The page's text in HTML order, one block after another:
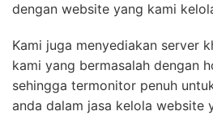
dengan website yang kami
Kami juga menyediakan server
kami yang bermasalah dengan
sehingga termonitor penuh
anda dalam jasa kelola website